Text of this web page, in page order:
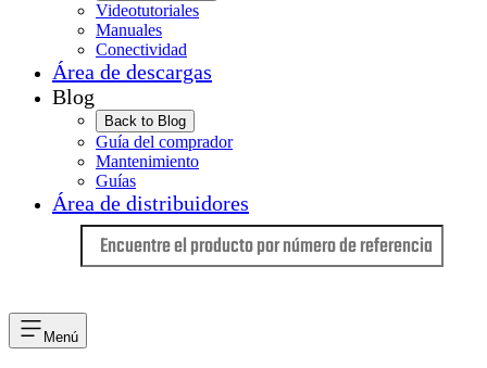
Videotutoriales
Manuales
Conectividad
Área de descargas
Blog
Back to Blog
Guía del comprador
Mantenimiento
Guías
Área de distribuidores
Menú